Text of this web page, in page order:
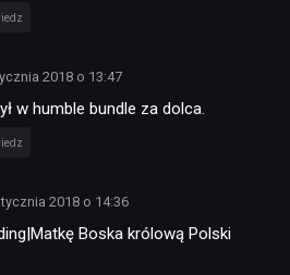
2018 o 13:47
w humble bundle za dolca.
2018 o 14:36
Boska królową Polski